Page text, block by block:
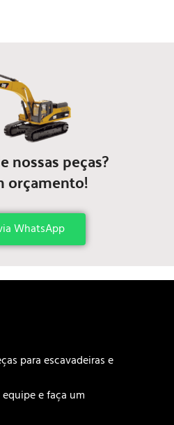
nossas peças?
orçamento!
WhatsApp
para escavadeiras e
e faça um